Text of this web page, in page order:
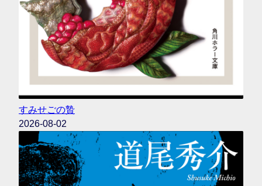
すみせごの贄
2026-08-02